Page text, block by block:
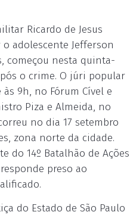
Ricardo de Jesus
adolescente Jefferson
começou nesta quinta-
o crime. O júri popular
9h, no Fórum Cível e
Piza e Almeida, no
no dia 17 setembro
zona norte da cidade.
do 14º Batalhão de Ações
preso ao
do Estado de São Paulo